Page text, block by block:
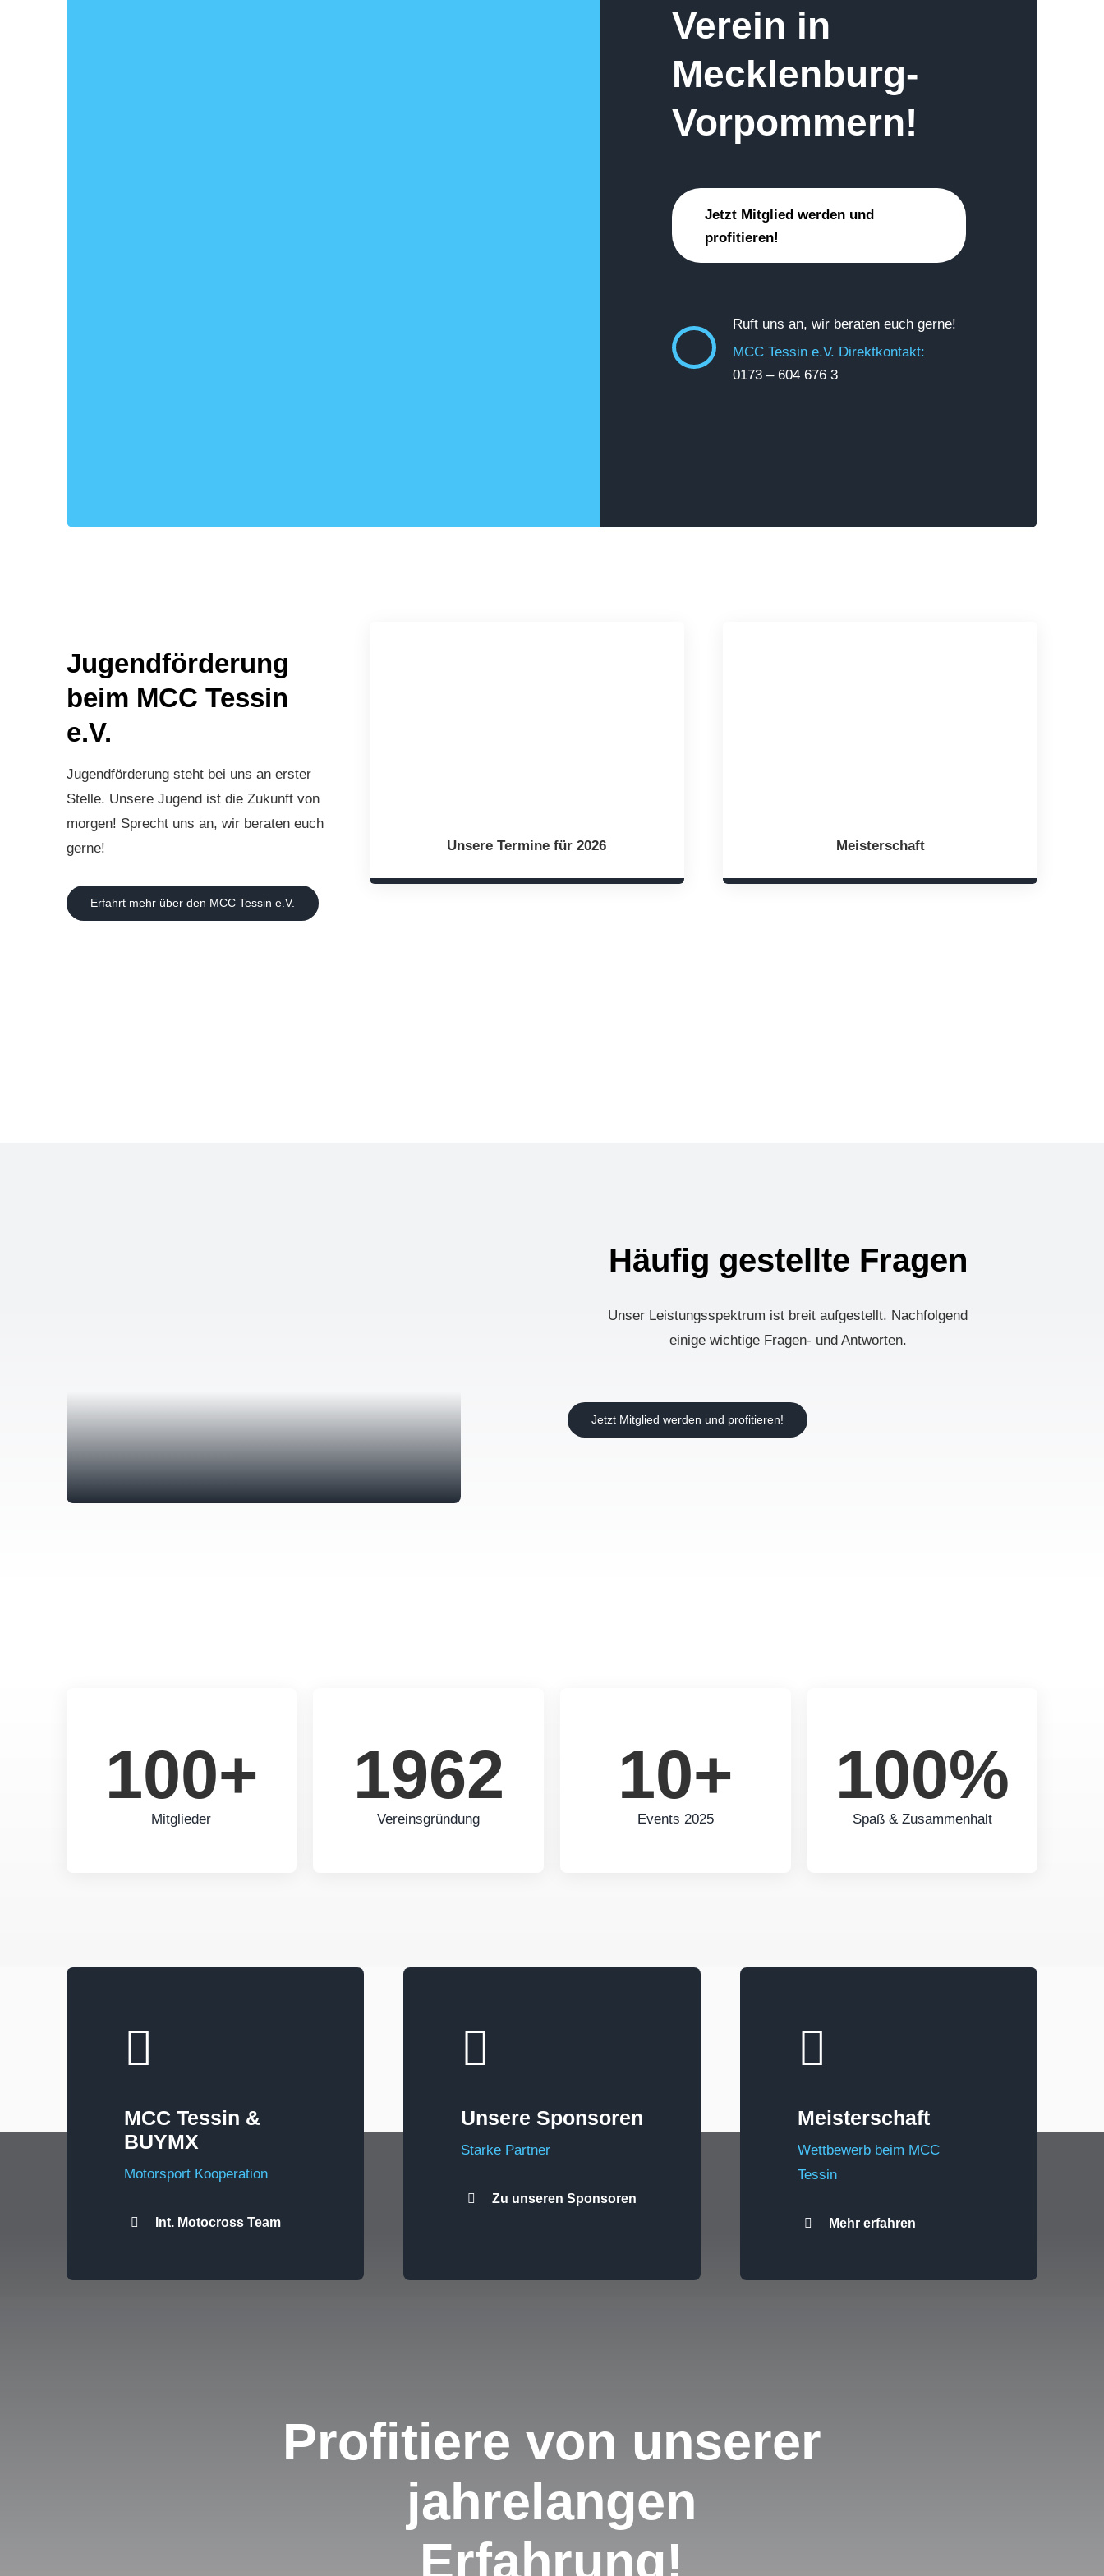
Verein in
Mecklenburg-
Vorpommern!
Jetzt Mitglied werden und
profitieren!
Ruft uns an, wir beraten euch gerne!
MCC Tessin e.V. Direktkontakt:
0173 – 604 676 3
Jugendförderung
beim MCC Tessin
e.V.
Jugendförderung steht bei uns an erster
Stelle. Unsere Jugend ist die Zukunft von
morgen! Sprecht uns an, wir beraten euch
gerne!
Erfahrt mehr über den MCC Tessin e.V.
Unsere Termine für 2026 Meisterschaft
Häufig gestellte Fragen
Unser Leistungsspektrum ist breit aufgestellt. Nachfolgend
einige wichtige Fragen- und Antworten.
Jetzt Mitglied werden und profitieren!
100+
Mitglieder
1962
Vereinsgründung
10+
Events 2025
100%
Spaß & Zusammenhalt
MCC Tessin &
BUYMX
Motorsport Kooperation
Int. Motocross Team
Unsere Sponsoren
Starke Partner
Zu unseren Sponsoren
Meisterschaft
Wettbewerb beim MCC
Tessin
Mehr erfahren
Profitiere von unserer
jahrelangen
Erfahrung!